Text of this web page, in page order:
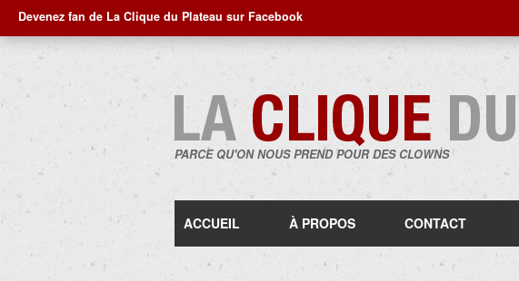
Devenez fan de La Clique du Plateau sur Facebook
PARCE QU'ON NOUS PREND POUR DES CLOWNS
ACCUEIL À PROPOS CONTACT